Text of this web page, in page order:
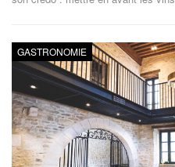
GASTRONOMIE